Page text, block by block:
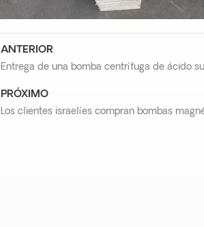
ANTERIOR
Entrega de una bomba centrífuga de ácido
PRÓXIMO
Los clientes israelíes compran bombas